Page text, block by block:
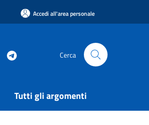
Accedi all'area personale
Cerca
Tutti gli argomenti